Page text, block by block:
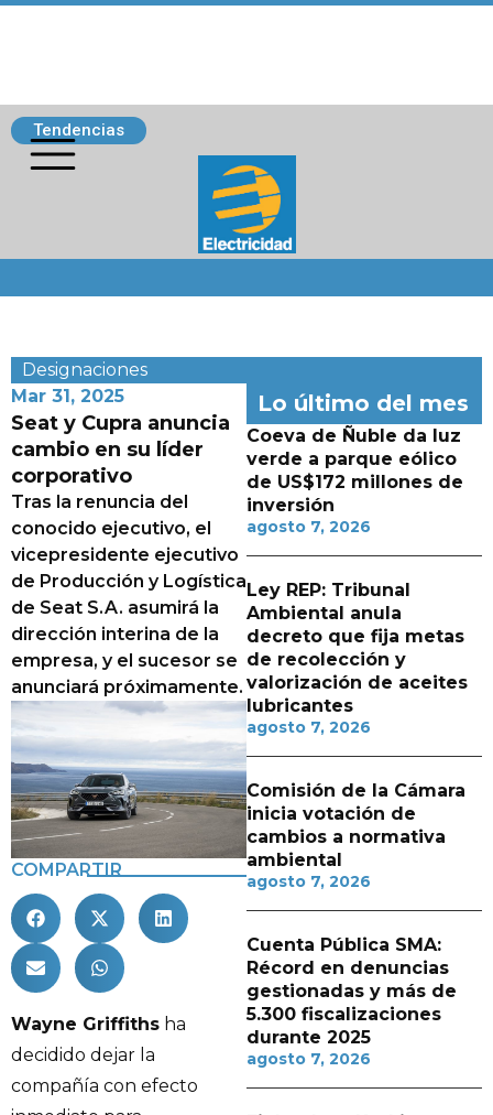
Tendencias
Designaciones
Mar 31, 2025
Seat y Cupra anuncia
cambio en su líder
corporativo
Tras la renuncia del
conocido ejecutivo, el
vicepresidente ejecutivo
de Producción y Logística
de Seat S.A. asumirá la
dirección interina de la
empresa, y el sucesor se
anunciará próximamente.
COMPARTIR
Wayne Griffiths ha
decidido dejar la
compañía con efecto
Lo último del mes
Coeva de Ñuble da luz
verde a parque eólico
de US$172 millones de
inversión
agosto 7, 2026
Ley REP: Tribunal
Ambiental anula
decreto que fija metas
de recolección y
valorización de aceites
lubricantes
agosto 7, 2026
Comisión de la Cámara
inicia votación de
cambios a normativa
ambiental
agosto 7, 2026
Cuenta Pública SMA:
Récord en denuncias
gestionadas y más de
5.300 fiscalizaciones
durante 2025
agosto 7, 2026